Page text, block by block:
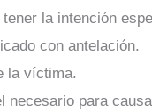
la intención
con antelación.
la víctima.
necesario para